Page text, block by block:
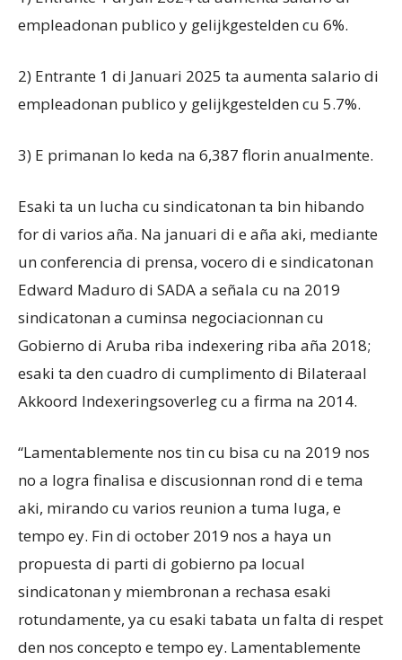
empleadonan publico y gelijkgestelden cu 6%.
2) Entrante 1 di Januari 2025 ta aumenta salario di
empleadonan publico y gelijkgestelden cu 5.7%.
3) E primanan lo keda na 6,387 florin anualmente.
Esaki ta un lucha cu sindicatonan ta bin hibando
for di varios aña. Na januari di e aña aki, mediante
un conferencia di prensa, vocero di e sindicatonan
Edward Maduro di SADA a señala cu na 2019
sindicatonan a cuminsa negociacionnan cu
Gobierno di Aruba riba indexering riba aña 2018;
esaki ta den cuadro di cumplimento di Bilateraal
Akkoord Indexeringsoverleg cu a firma na 2014.
“Lamentablemente nos tin cu bisa cu na 2019 nos
no a logra finalisa e discusionnan rond di e tema
aki, mirando cu varios reunion a tuma luga, e
tempo ey. Fin di october 2019 nos a haya un
propuesta di parti di gobierno pa locual
sindicatonan y miembronan a rechasa esaki
rotundamente, ya cu esaki tabata un falta di respet
den nos concepto e tempo ey. Lamentablemente